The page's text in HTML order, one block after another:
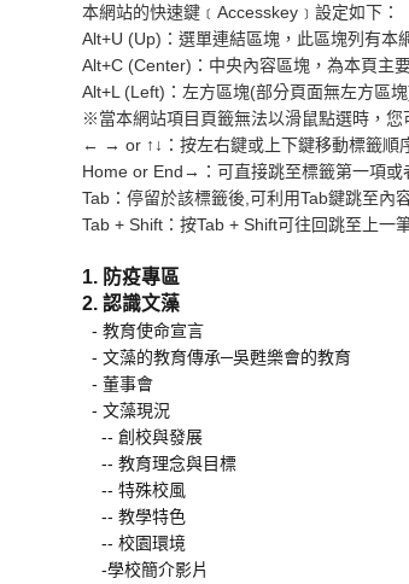
本網站的快速鍵﹝Accesskey﹞設定如下：
Alt+U (Up)：選單連結區塊，此區塊列有本
Alt+C (Center)：中央內容區塊，為本頁主
Alt+L (Left)：左方區塊(部分頁面無左方區
※當本網站項目頁籤無法以滑鼠點選時，
← → or ↑↓：按左右鍵或上下鍵移動標籤順
Home or End→：可直接跳至標籤第一項或
Tab：停留於該標籤後,可利用Tab鍵跳至
Tab + Shift：按Tab + Shift可往回跳至上
1. 防疫專區
2. 認識文藻
- 教育使命宣言
- 文藻的教育傳承─吳甦樂會的教育
- 董事會
- 文藻現況
-- 創校與發展
-- 教育理念與目標
-- 特殊校風
-- 教學特色
-- 校園環境
-學校簡介影片